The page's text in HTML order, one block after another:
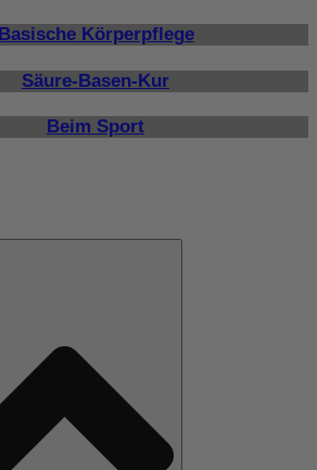
Basische Körperpflege
Säure-Basen-Kur
Beim Sport